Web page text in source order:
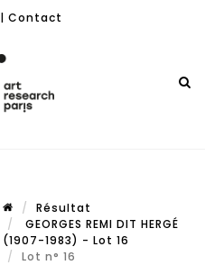
| Contact
Résultat
GEORGES REMI DIT HERGÉ
(1907-1983) - Lot 16
Lot n° 16